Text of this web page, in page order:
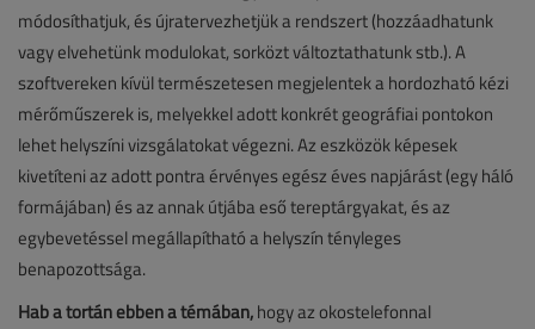
módosíthatjuk, és újratervezhetjük a rendszert (hozzáadhatunk
vagy elvehetünk modulokat, sorközt változtathatunk stb.). A
szoftvereken kívül természetesen megjelentek a hordozható kézi
mérőműszerek is, melyekkel adott konkrét geográfiai pontokon
lehet helyszíni vizsgálatokat végezni. Az eszközök képesek
kivetíteni az adott pontra érvényes egész éves napjárást (egy háló
formájában) és az annak útjába eső tereptárgyakat, és az
egybevetéssel megállapítható a helyszín tényleges
benapozottsága.
Hab a tortán ebben a témában,hogy az okostelefonnal